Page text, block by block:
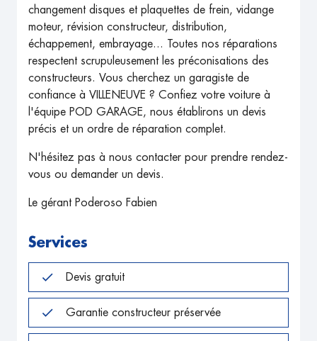
changement disques et plaquettes de frein, vidange
moteur, révision constructeur, distribution,
échappement, embrayage... Toutes nos réparations
respectent scrupuleusement les préconisations des
constructeurs. Vous cherchez un garagiste de
confiance à VILLENEUVE ? Confiez votre voiture à
l'équipe POD GARAGE, nous établirons un devis
précis et un ordre de réparation complet.
N'hésitez pas à nous contacter pour prendre rendez-
vous ou demander un devis.
Le gérant Poderoso Fabien
Services
Devis gratuit
Garantie constructeur préservée